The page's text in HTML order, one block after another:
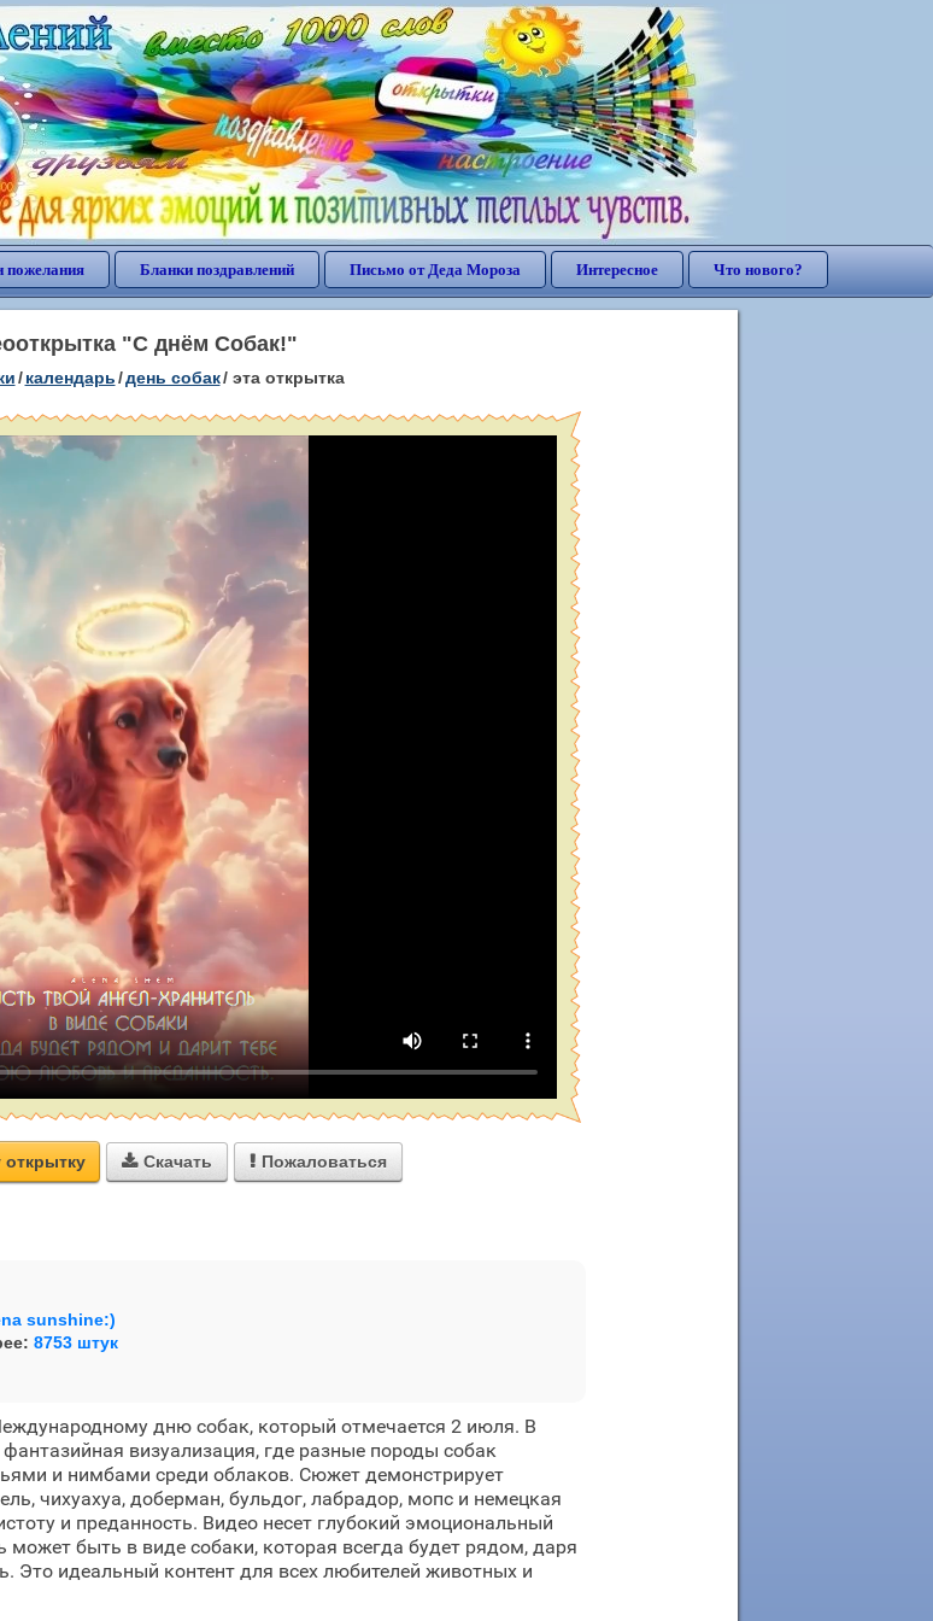
пожелания Бланки поздравлений Письмо от Деда Мороза Интересное Что нового?
"С днём Собак!"
/ календарь/день собак/ эта открытка
открытку  Скачать  Пожаловаться
sunshine:)
8753 штук
дню собак, который отмечается 2 июля. В
визуализация, где разные породы собак
и нимбами среди облаков. Сюжет демонстрирует
чихуахуа, доберман, бульдог, лабрадор, мопс и немецкая
и преданность. Видео несет глубокий эмоциональный
может быть в виде собаки, которая всегда будет рядом, даря
Это идеальный контент для всех любителей животных и